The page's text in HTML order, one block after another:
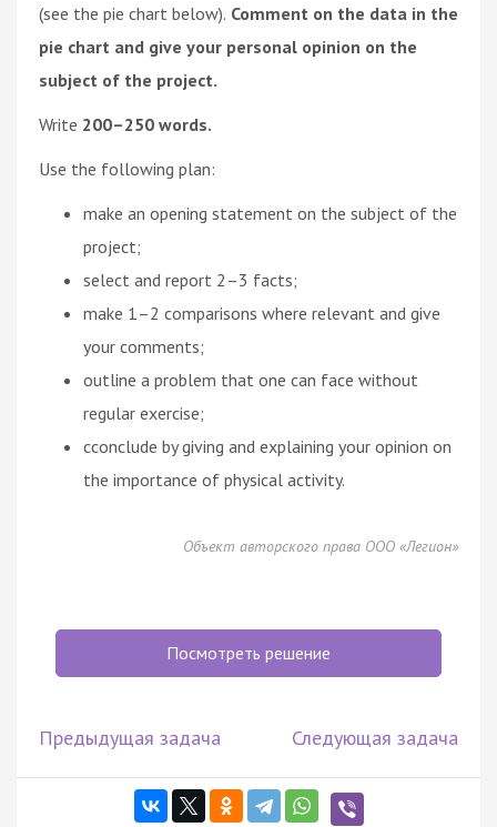
(see the pie chart below). Comment on the data in the
pie chart and give your personal opinion on the
subject of the project.
Write 200–250 words.
Use the following plan:
make an opening statement on the subject of the
project;
select and report 2–3 facts;
make 1–2 comparisons where relevant and give
your comments;
outline a problem that one can face without
regular exercise;
cconclude by giving and explaining your opinion on
the importance of physical activity.
Объект авторского права ООО «Легион»
Посмотреть решение
Предыдущая задача Следующая задача